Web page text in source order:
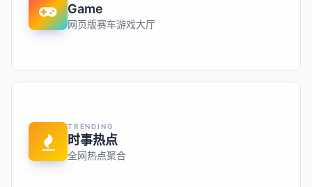
Game
网页版赛车游戏大厅
TRENDING
时事热点
全网热点聚合